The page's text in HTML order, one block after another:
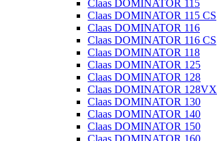
Claas DOMINATOR 115
Claas DOMINATOR 115 CS
Claas DOMINATOR 116
Claas DOMINATOR 116 CS
Claas DOMINATOR 118
Claas DOMINATOR 125
Claas DOMINATOR 128
Claas DOMINATOR 128VX
Claas DOMINATOR 130
Claas DOMINATOR 140
Claas DOMINATOR 150
Claas DOMINATOR 160